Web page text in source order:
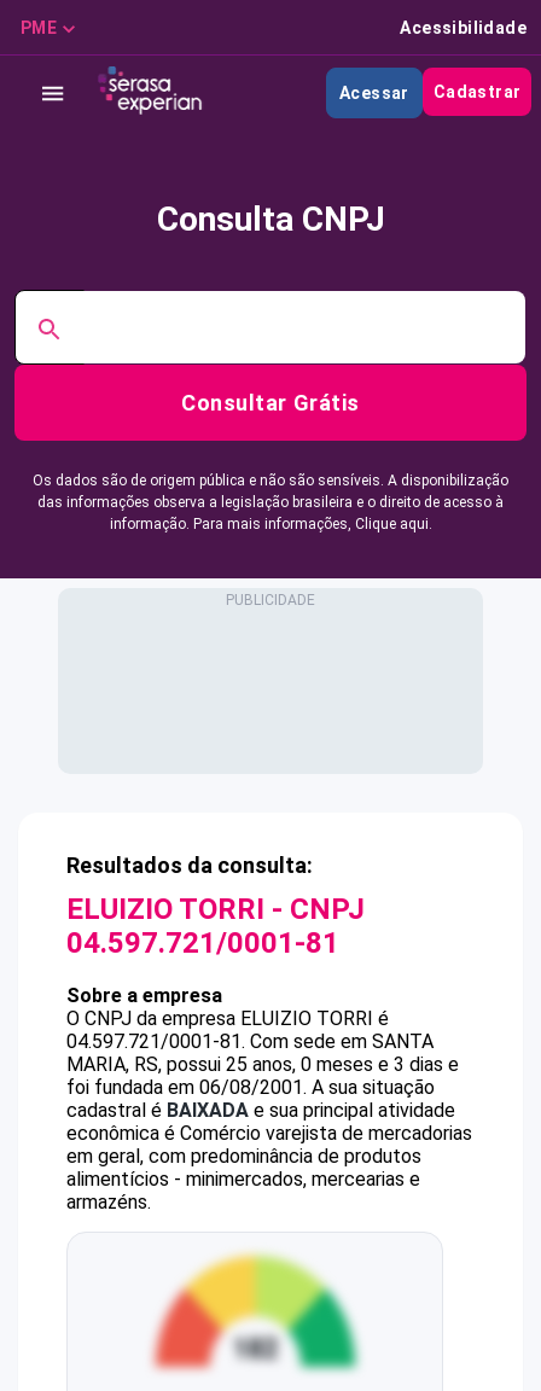
PME Acessibilidade
Acessar Cadastrar
Consulta CNPJ
Consultar Grátis
Os dados são de origem pública e não são sensíveis. A disponibilização
das informações observa a legislação brasileira e o direito de acesso à
informação. Para mais informações, Clique aqui.
Resultados da consulta:
ELUIZIO TORRI - CNPJ
04.597.721/0001-81
Sobre a empresa
O CNPJ da empresa ELUIZIO TORRI é
04.597.721/0001-81. Com sede em SANTA
MARIA, RS, possui 25 anos, 0 meses e 3 dias e
foi fundada em 06/08/2001. A sua situação
cadastral é BAIXADA e sua principal atividade
econômica é Comércio varejista de mercadorias
em geral, com predominância de produtos
alimentícios - minimercados, mercearias e
armazéns.